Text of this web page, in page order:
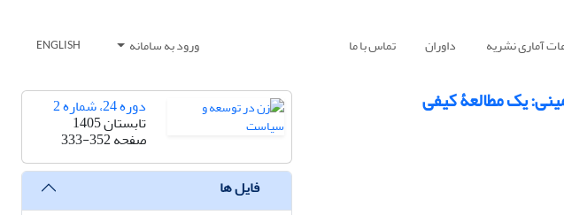
آماری نشریه داوران تماس با ما ورود به سامانه ENGLISH
یک مطالعۀ کیفی دوره 24، شماره 2
تابستان 1405
صفحه333-352
فایل ها